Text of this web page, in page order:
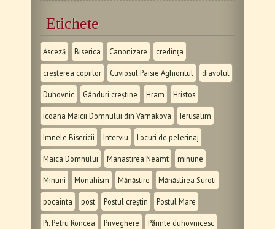
Etichete
Asceză Biserica Canonizare credința
creșterea copiilor Cuviosul Paisie Aghioritul diavolul
Duhovnic Gânduri creștine Hram Hristos
icoana Maicii Domnului din Varnakova Ierusalim
Imnele Bisericii Interviu Locuri de pelerinaj
Maica Domnului Manastirea Neamt minune
Minuni Monahism Mănăstire Mănăstirea Suroti
pocainta post Postul creștin Postul Mare
Pr. Petru Roncea Priveghere Părinte duhovnicesc